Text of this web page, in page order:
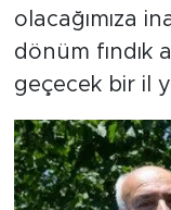
olacağımıza
dönüm fındık
geçecek bir il